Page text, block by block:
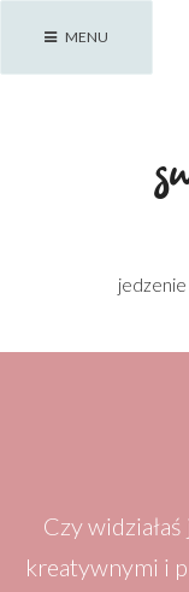
MENU
jedzenie
Czy widziałaś
kreatywnymi i